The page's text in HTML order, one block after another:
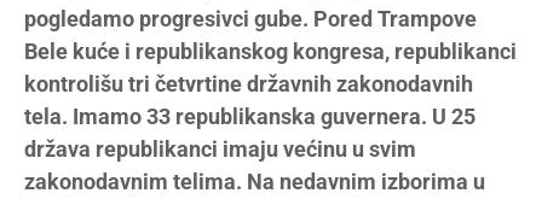
pogledamo progresivci gube. Pored Trampove
Bele kuće i republikanskog kongresa, republikanci
kontrolišu tri četvrtine državnih zakonodavnih
tela. Imamo 33 republikanska guvernera. U 25
država republikanci imaju većinu u svim
zakonodavnim telima. Na nedavnim izborima u